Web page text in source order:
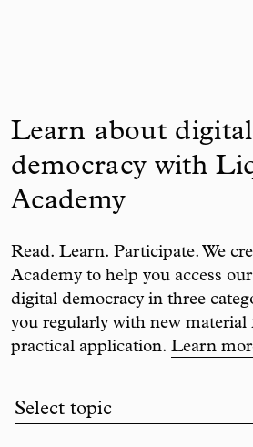
Skip to content
Learn about digital
democracy with
Academy
Read. Learn. Participate. We
Academy to help you access
digital democracy in three
you regularly with new material
practical application. Learn
Select topic